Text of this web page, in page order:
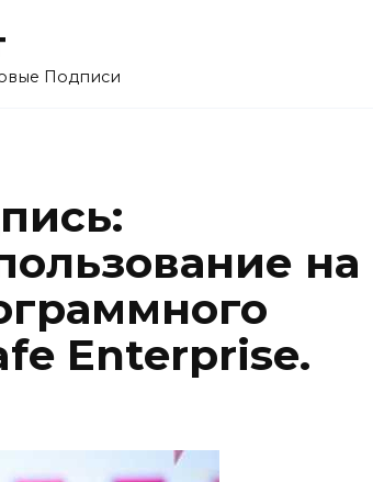
Подписи
на
Enterprise.